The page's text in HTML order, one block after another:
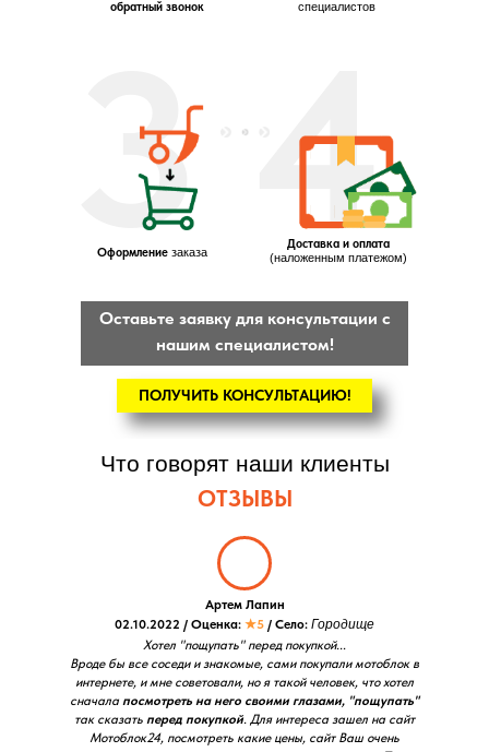
4
3
обратный звонок специалистов
Оформление заказа
Доставка и оплата
(наложенным платежом)
ПОЛУЧИТЬ КОНСУЛЬТАЦИЮ!
Оставьте заявку для консультации с
нашим специалистом!
Что говорят наши клиенты
ОТЗЫВЫ
Хотел "пощупать" перед покупкой...
Вроде бы все соседи и знакомые, сами покупали мотоблок в
интернете, и мне советовали, но я такой человек, что хотел
сначала посмотреть на него своими глазами, "пощупать"
так сказать перед покупкой. Для интереса зашел на сайт
Мотоблок24, посмотреть какие цены, сайт Ваш очень
Артем Лапин
02.10.2022 / Оценка: ★5 / Село: Городище